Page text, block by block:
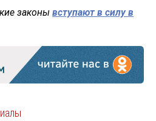
законы вступают в силу в